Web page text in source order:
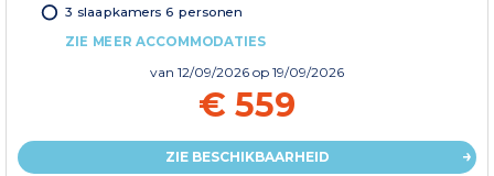
3 slaapkamers 6 personen
ZIE MEER ACCOMMODATIES
van 12/09/2026 op 19/09/2026
€ 559
ZIE BESCHIKBAARHEID